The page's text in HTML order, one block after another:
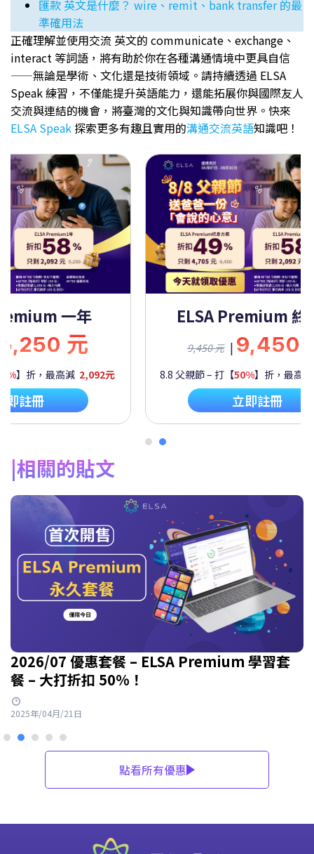
匯款 英文是什麼？ wire、remit、bank transfer 的最
準確用法
正確理解並使用交流 英文的 communicate、exchange、
interact 等詞語，將有助於你在各種溝通情境中更具自信
——無論是學術、文化還是技術領域。請持續透過 ELSA
Speak 練習，不僅能提升英語能力，還能拓展你與國際友人
交流與連結的機會，將臺灣的文化與知識帶向世界。快來
ELSA Speak 探索更多有趣且實用的溝通交流英語知識吧！
一年
元
】折，最高減 2,092元
即註冊
ELSA Premium 終
9,450 元 | 9,450
8.8 父親節 – 打【50%】折，最高
立即註冊
相關的貼文
2026/07 優惠套餐 – ELSA Premium 學習套
餐 – 大打折扣 50%！
2025年/04月/21日
點看所有優惠